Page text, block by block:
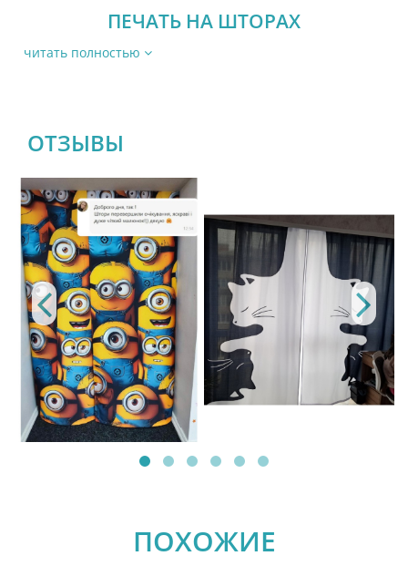
ПЕЧАТЬ НА ШТОРАХ
читать полностью
ОТЗЫВЫ
ПОХОЖИЕ